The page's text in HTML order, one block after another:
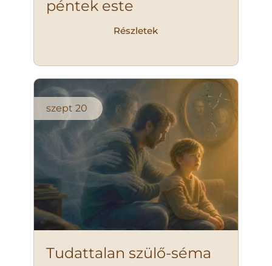
péntek este
Részletek
szept 20
Tudattalan szülő-séma